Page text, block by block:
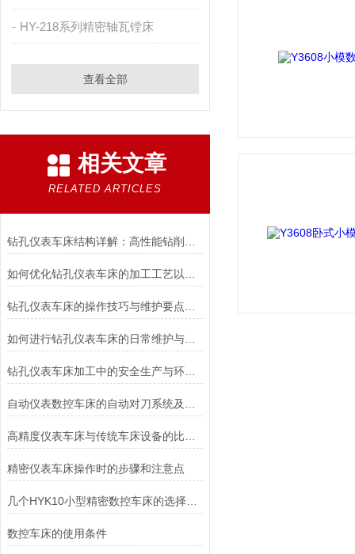
HY-218系列精密轴瓦镗床
查看全部
相关文章
RELATED ARTICLES
如何进行钻孔仪表车床的日常维护与精度校准
钻孔仪表车床加工中的安全生产与环境保护措施探讨
精密仪表车床操作时的步骤和注意点
数控车床的使用条件